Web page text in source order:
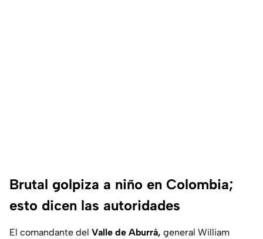
Brutal golpiza a niño en Colombia;
esto dicen las autoridades
El comandante del Valle de Aburrá, general William